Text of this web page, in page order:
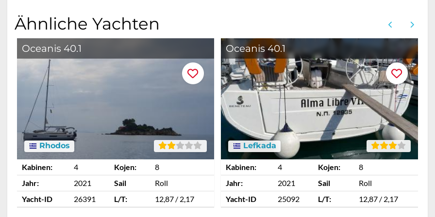
Ähnliche Yachten
Oceanis 40.1
Rhodos
Kabinen: 4 Kojen:
8
Jahr:
2021 Sail
Roll
Yacht-ID
26391 L/T: 12,87 / 2,17
Oceanis 40.1
Lefkada
Kabinen: 4 Kojen:
8
Jahr:
2021 Sail
Roll
Yacht-ID
25092 L/T: 12,87 / 2,17